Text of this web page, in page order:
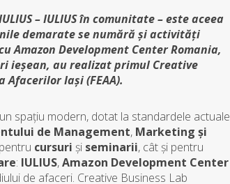
– IULIUS în comunitate – este aceea
demarate se numără și activități
Amazon Development Center Romania,
ieșean, au realizat primul Creative
Iași (FEAA).
spațiu modern, dotat la standardele actuale
de Management, Marketing și
cursuri și seminarii, cât și pentru
: IULIUS,Amazon Development Center
de afaceri. Creative Business Lab